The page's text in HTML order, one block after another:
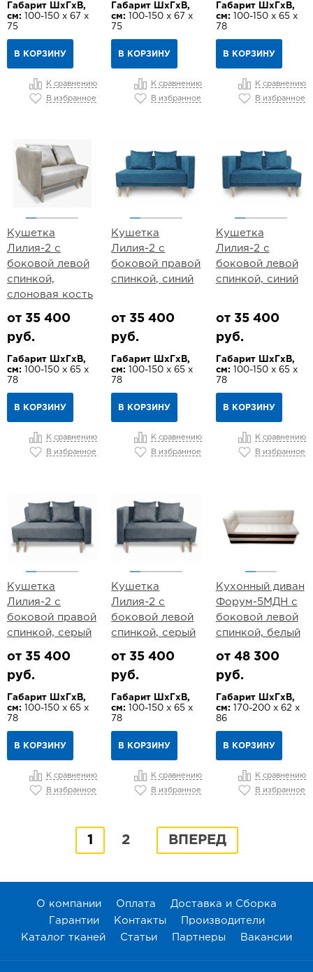
Габарит ШхГхВ,
см: 100-150 х 67 х
75
В КОРЗИНУ
К сравнению
В избранное
Габарит ШхГхВ,
см:
100-150 х 67 х
75
В КОРЗИНУ
К сравнению
В избранное
Габарит ШхГхВ,
см: 100-150 х 65 х
78
В КОРЗИНУ
К сравнению
В избранное
Кушетка
Лилия-2 с
боковой левой
спинкой,
слоновая кость
от 35 400
руб.
Габарит ШхГхВ,
см: 100-150 х 65 х
78
В КОРЗИНУ
К сравнению
В избранное
Кушетка
Лилия-2 с
боковой правой
спинкой, синий
от 35 400
руб.
Габарит ШхГхВ,
см:
100-150 х 65 х
78
В КОРЗИНУ
К сравнению
В избранное
Кушетка
Лилия-2 с
боковой левой
спинкой, синий
от 35 400
руб.
Габарит ШхГхВ,
см: 100-150 х 65 х
78
В КОРЗИНУ
К сравнению
В избранное
Кушетка
Лилия-2 с
боковой правой
спинкой, серый
от 35 400
руб.
Габарит ШхГхВ,
см: 100-150 х 65 х
78
В КОРЗИНУ
К сравнению
В избранное
Кушетка
Лилия-2 с
боковой левой
спинкой, серый
от 35 400
руб.
Габарит ШхГхВ,
см:
100-150 х 65 х
78
В КОРЗИНУ
К сравнению
В избранное
Кухонный диван
Форум-5МДН с
боковой левой
спинкой, белый
от 48 300
руб.
Габарит ШхГхВ,
см: 170-200 х 62 х
86
В КОРЗИНУ
К сравнению
В избранное
1 2 ВПЕРЕД
О компании Оплата
Доставка и Сборка
Гарантии
Контакты
Производители
Каталог тканей
Статьи Партнеры Вакансии